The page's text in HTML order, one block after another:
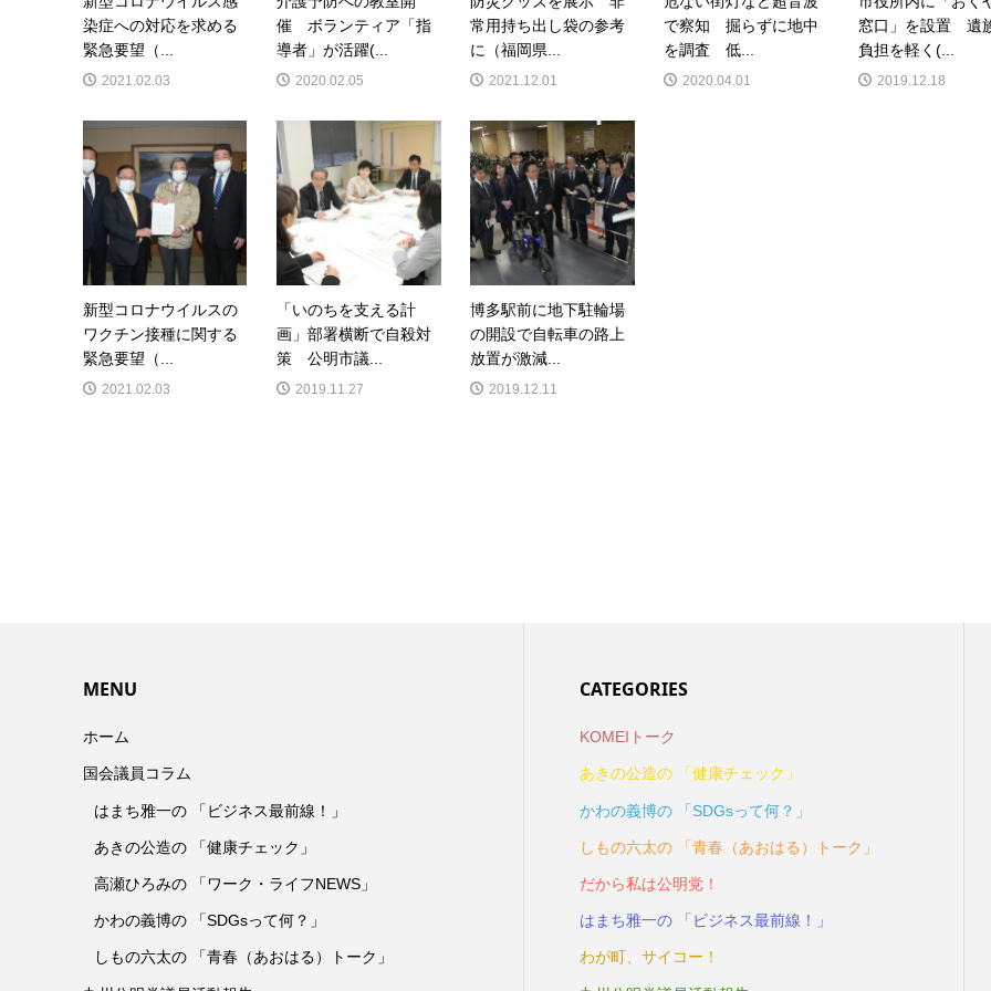
染症への対応を求める
緊急要望（...
2021.02.03
催 ボランティア「指
導者」が活躍(...
2020.02.05
常用持ち出し袋の参考
に（福岡県...
2021.12.01
で察知 掘らずに地中
を調査 低...
2020.04.01
窓口」を設置 遺
負担を軽く(...
2019.12.18
新型コロナウイルスの
ワクチン接種に関する
緊急要望（...
2021.02.03
「いのちを支える計
画」部署横断で自殺対
策 公明市議...
2019.11.27
博多駅前に地下駐輪場
の開設で自転車の路上
放置が激減...
2019.12.11
MENU
ホーム
国会議員コラム
はまち雅一の 「ビジネス最前線！」
あきの公造の 「健康チェック」
高瀬ひろみの 「ワーク・ライフNEWS」
かわの義博の 「SDGsって何？」
しもの六太の 「青春（あおはる）トーク」
CATEGORIES
KOMEIトーク
あきの公造の 「健康チェック」
かわの義博の 「SDGsって何？」
しもの六太の 「青春（あおはる）トーク」
だから私は公明党！
はまち雅一の 「ビジネス最前線！」
わが町、サイコー！